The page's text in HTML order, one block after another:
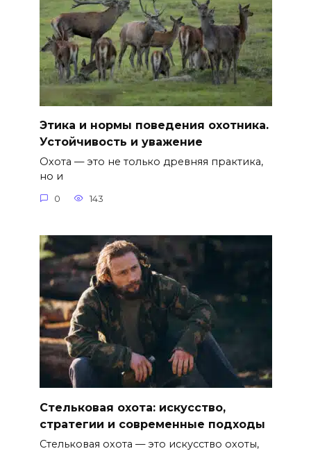
Этика и нормы поведения охотника.
Устойчивость и уважение
Охота — это не только древняя практика,
но и
0 143
Стельковая охота: искусство,
стратегии и современные подходы
Стельковая охота — это искусство охоты,